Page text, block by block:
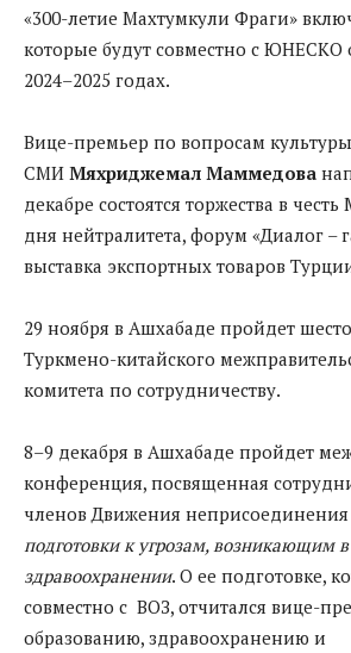
«300-летие Махтумкули Фраги»
которые будут совместно с ЮНЕСКО
2024–2025 годах.
Вице-премьер по вопросам
СМИ Мяхриджемал Маммедова
декабре состоятся торжества в
дня нейтралитета, форум «Диалог –
выставка экспортных товаров
29 ноября в Ашхабаде пройдет
Туркмено-китайского
комитета по сотрудничеству.
8–9 декабря в Ашхабаде пройдет
конференция, посвященная
членов Движения
подготовки к угрозам, возникающим
здравоохранении. О ее подготовке,
совместно с ВОЗ, отчитался вице-
образованию, здравоохранению и